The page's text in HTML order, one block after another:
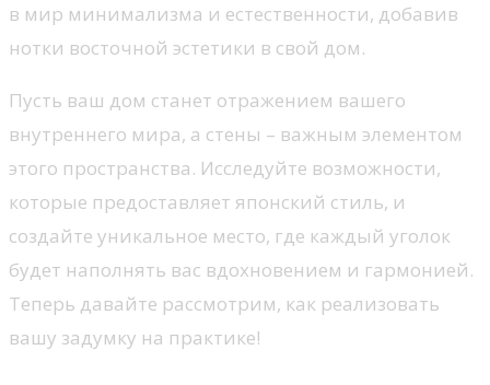
в мир минимализма и естественности, добавив
нотки восточной эстетики в свой дом.
Пусть ваш дом станет отражением вашего
внутреннего мира, а стены – важным элементом
этого пространства. Исследуйте возможности,
которые предоставляет японский стиль, и
создайте уникальное место, где каждый уголок
будет наполнять вас вдохновением и гармонией.
Теперь давайте рассмотрим, как реализовать
вашу задумку на практике!